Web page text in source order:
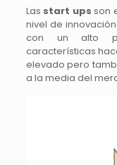
Las start ups son
nivel de
con un alto
características
elevado pero
a la media del